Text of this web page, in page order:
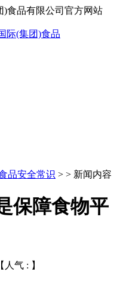
)食品有限公司官方网站
品安全常识 > > 新闻内容
保障食物平
人气 : 】